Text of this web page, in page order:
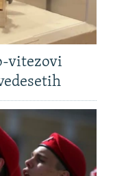
vitezovi